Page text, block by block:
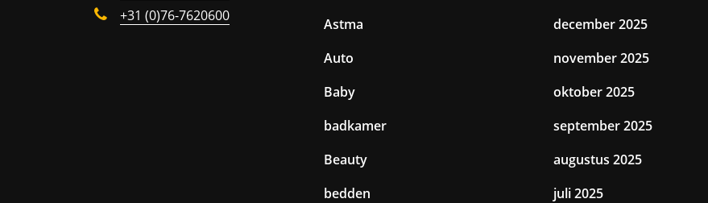
+31 (0)76-7620600
Astma
Auto
Baby
badkamer
Beauty
bedden
december 2025
november 2025
oktober 2025
september 2025
augustus 2025
juli 2025